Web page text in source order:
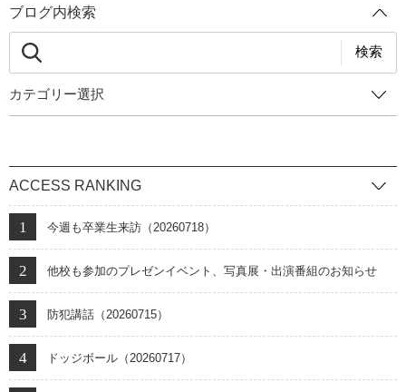
援してあげてください。 昨日見つけた梅の枝。「百花の魁」寒く厳しい
冬を経て、暖かで明るい季節の訪れを予感させてくれる開運の花です。
＊明日９日火曜の夜２０時からオンラインでお話をします。HatchEduオ
ンラインセミナー #1「 GIGAスクール時代の学校のあり方を考える」
ました。電車遅延ではある程度までなら待ちますので、電話連絡をいた
だけると助かります。 ・今年は、出願、合格発表、入学手続きまでミラ
イコンパスというWEBサービスを使いました。学校からの説明不足や、
ページが見られないなど、ご不便をおかけした部分もあったと思いま
す。あらためてお詫びいたします。 ・2月1日の合格発表時はHPのサーバ
ミライコンパスの合格発表ページのリンクをあらかじめ保存しておく
と、学校HPが重くても問題なく見られます。その一方、受験生でない方
などお急ぎでない方は、翌日や入試期間が終わってから見ていただけれ
ばと思います。ご協力お願いします。 ・2月2日は雨でした。こちらは大
きな問題はなかったです。 ・2月4日の表現力総合型は、試験終了後に公
立一貫との併願についてアンケート（無記名）を採りました。公立一貫
を併願した受験生は31％でした。都立桜修館が一番多く、都立白鴎、都
立両国がその次でした。都内に限らず、他県の公立一貫校や国立大学付
属中の方など幅広い併願先でした。 広報部長 平川
ブログ内検索
検索
カテゴリー選択
ACCESS RANKING
今週も卒業生来訪（20260718）
他校も参加のプレゼンイベント、写真展・出演番組のお知らせ
防犯講話（20260715）
ドッジボール（20260717）